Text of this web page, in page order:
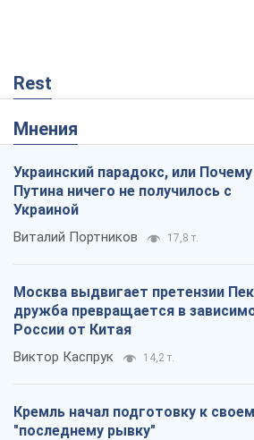
Rest
Мнения
Украинский парадокс, или Почему
Путина ничего не получилось с
Украиной
Виталий Портников 17,8 т.
Москва выдвигает претензии
дружба превращается в
России от Китая
Виктор Каспрук 14,2 т.
Кремль начал подготовку к
"последнему рывку"